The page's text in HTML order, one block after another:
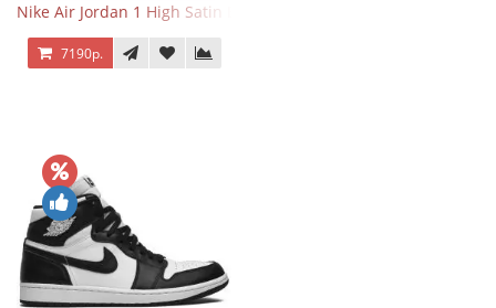
Nike Air Jordan 1 High Satin Black Toe
7190р.